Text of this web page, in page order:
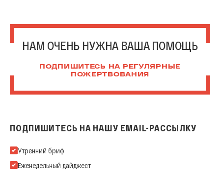
НАМ ОЧЕНЬ НУЖНА ВАША ПОМОЩЬ
ПОДПИШИТЕСЬ НА РЕГУЛЯРНЫЕ
ПОЖЕРТВОВАНИЯ
ПОДПИШИТЕСЬ НА НАШУ EMAIL-РАССЫЛКУ
Подпишитесь на нашу Email-рассылку
Утренний бриф
Еженедельный дайджест